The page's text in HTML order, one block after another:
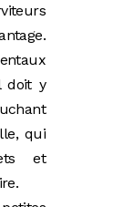
doit y
qui
et